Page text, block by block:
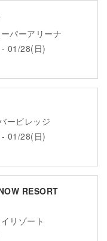
パーアリーナ
01/28(日)
ービレッジ
01/28(日)
RESORT
リゾート